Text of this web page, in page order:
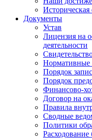
Историческая
Документы
Устав
Лицензия на
деятельности
Нормативные
Порядок
Порядок
Финансово-
Договор на
Правила
Сводные
Политики